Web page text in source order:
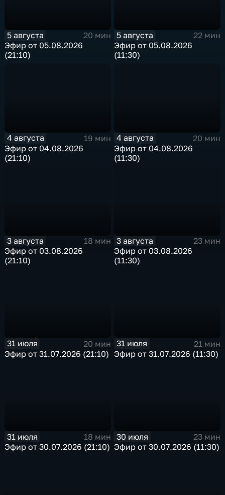
5 августа
20 мин
Эфир от 05.08.2026
(21:10)
5 августа
22 мин
Эфир от 05.08.2026
(11:30)
4 августа
19 мин
Эфир от 04.08.2026
(21:10)
4 августа
20 мин
Эфир от 04.08.2026
(11:30)
3 августа
18 мин
Эфир от 03.08.2026
(21:10)
3 августа
23 мин
Эфир от 03.08.2026
(11:30)
31 июля
20 мин
Эфир от 31.07.2026 (21:10)
31 июля
21 мин
Эфир от 31.07.2026 (11:30)
31 июля
18 мин
Эфир от 30.07.2026 (21:10)
30 июля
23 мин
Эфир от 30.07.2026 (11:30)